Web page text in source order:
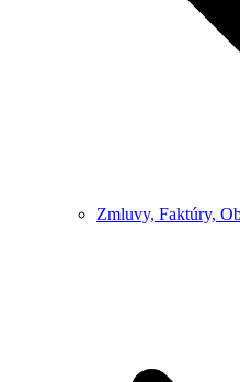
Zmluvy, Faktúry,